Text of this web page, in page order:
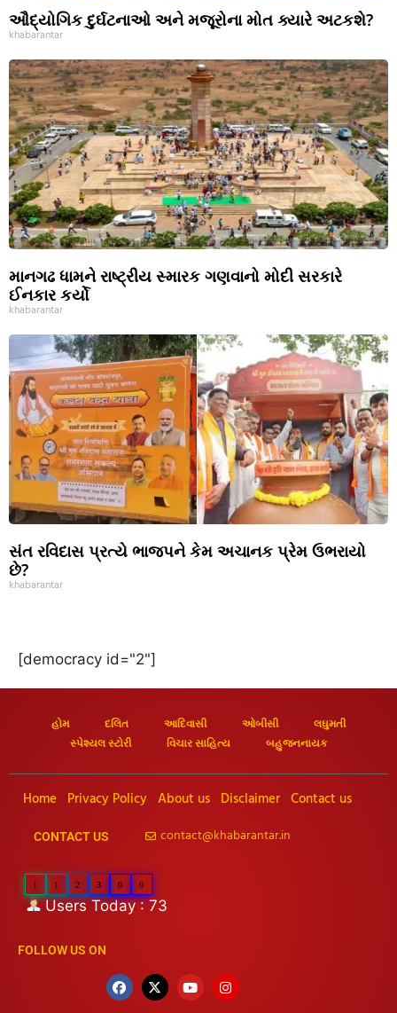
ઔદ્યોગિક દુર્ઘટનાઓ અને મજૂરોના મોત ક્યારે અટકશે?
khabarantar
માનગઢ ધામને રાષ્ટ્રીય સ્મારક ગણવાનો મોદી સરકારે
ઈનકાર કર્યો
khabarantar
સંત રવિદાસ પ્રત્યે ભાજપને કેમ અચાનક પ્રેમ ઉભરાયો
છે?
khabarantar
[democracy id="2"]
હોમ દલિત આદિવાસી ઓબીસી
લઘુમતી
સ્પેશ્યલ સ્ટોરી
વિચાર સાહિત્ય બહુજનનાયક
Home Privacy Policy About us Disclaimer Contact us
CONTACT US contact@khabarantar.in
1 1 2 3 0 0
Users Today : 73
FOLLOW US ON